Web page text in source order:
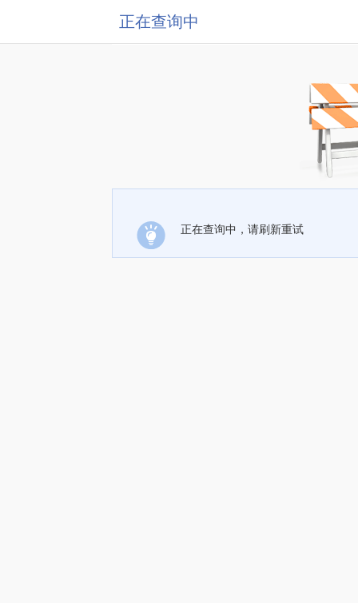
正在查询中
正在查询中，请刷新重试